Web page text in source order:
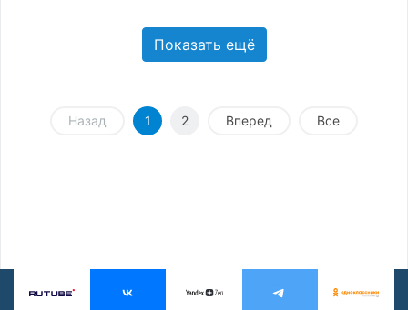
Показать ещё
Назад 1 2 Вперед Все